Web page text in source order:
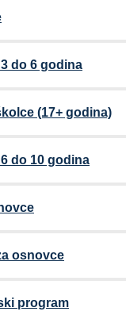
do 6 godina
(17+ godina)
do 10 godina
osnovce
program